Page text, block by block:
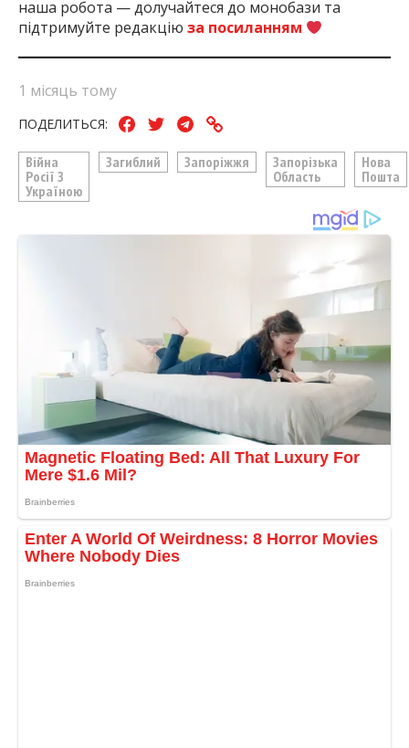
наша робота — долучайтеся до монобази та
підтримуйте редакцію за посиланням
1 місяць тому
ПОДЕЛИТЬСЯ:
Війна
Росії З
Україною
Загиблий Запоріжжя
Запорізька
Область
Нова
Пошта